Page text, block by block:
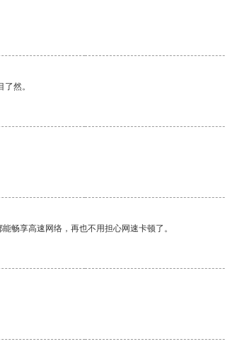
然。
畅享高速网络，再也不用担心网速卡顿了。